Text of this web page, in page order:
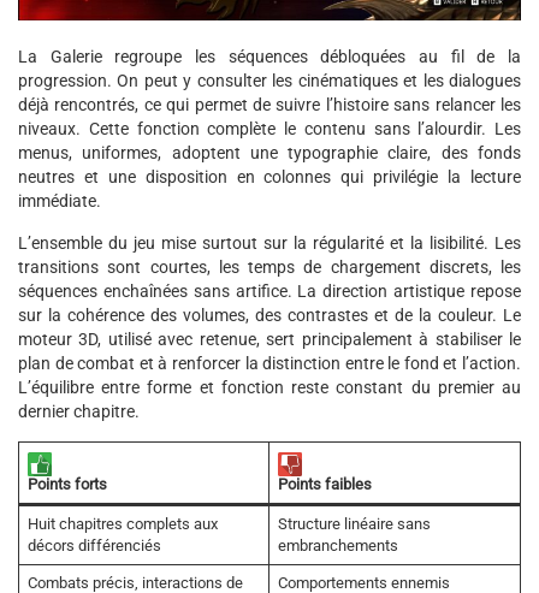
La Galerie regroupe les séquences débloquées au fil de la
progression. On peut y consulter les cinématiques et les dialogues
déjà rencontrés, ce qui permet de suivre l’histoire sans relancer les
niveaux. Cette fonction complète le contenu sans l’alourdir. Les
menus, uniformes, adoptent une typographie claire, des fonds
neutres et une disposition en colonnes qui privilégie la lecture
immédiate.
L’ensemble du jeu mise surtout sur la régularité et la lisibilité. Les
transitions sont courtes, les temps de chargement discrets, les
séquences enchaînées sans artifice. La direction artistique repose
sur la cohérence des volumes, des contrastes et de la couleur. Le
moteur 3D, utilisé avec retenue, sert principalement à stabiliser le
plan de combat et à renforcer la distinction entre le fond et l’action.
L’équilibre entre forme et fonction reste constant du premier au
dernier chapitre.
Points forts Points faibles
Huit chapitres complets aux
décors différenciés
Structure linéaire sans
embranchements
Combats précis, interactions de
Comportements ennemis